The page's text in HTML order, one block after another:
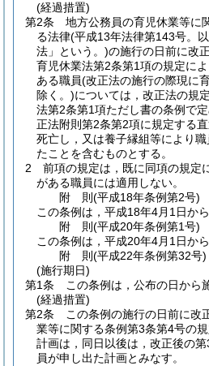
(経過措置)
第2条
地方公務員の育児休業等に
る法律(平成13年法律第143号。
法」という。)の施行の日前に改
育児休業法第2条第1項の規定に
ある職員(改正法の施行の際現に
除く。)については，改正法の規
法第2条第1項ただし書の条例で
正法附則第2条第2項に規定する
死亡し，又は養子縁組等により
たことを含むものとする。
2
前項の規定は，既に同項の規定
がある職員には適用しない。
附 則(平成18年条例第2号)
この条例は，平成18年4月1日から
附 則(平成20年条例第1号)
この条例は，平成20年4月1日から
附 則(平成22年条例第32号)
(施行期日)
第1条
この条例は，公布の日から
(経過措置)
第2条
この条例の施行の日前に改
業等に関する条例第3条第4号の
計画は，同日以後は，改正後の
員が申し出た計画とみなす。